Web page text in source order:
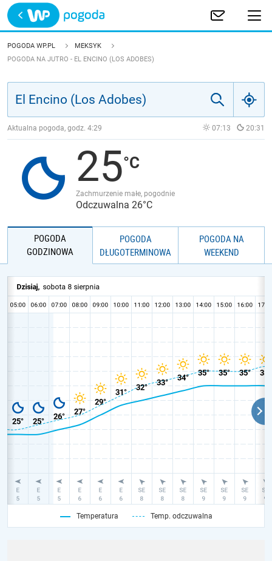
Trwa ładowanie
POLSKA
JAKOŚĆ POWIETRZA
POGODA WP.PL
MEKSYK
POGODA NA JUTRO - EL ENCINO (LOS ADOBES)
Aktualna pogoda, godz. 4:29 07:13 20:31
25
Zachmurzenie małe, pogodnie
Odczuwalna 26°C
POGODA
GODZINOWA
POGODA
DŁUGOTERMINOWA
POGODA NA
WEEKEND
Temperatura Temp. odczuwalna